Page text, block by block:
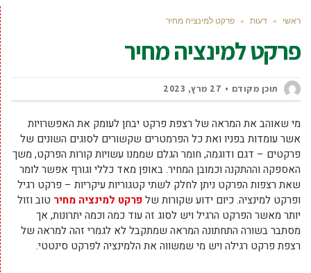
ראשי » דעות » פרקט למינציה מחיר
פרקט למינציה מחיר
תוכן מקודם 27 מרץ, 2023
מי שאוהב את המראה של רצפת פרקט יבחן לעומק את האפשרויות
אשר עומדות בפניו ואת כל הפרמטרים שקשורים לסוגים השונים של
פרקטים – דגם ודוגמה, חומר הגלם שממנו עשויות קורות הפרקט, משך
האספקה וההתקנה וכמובן המחיר. באופן מאד כללי וגורף אפשר לומר
שאת רצפות הפרקט ניתן לחלק לשתי קטגוריות עיקריות – פרקט רגיל
ופרקט למינציה. כיום ידוע שקורות שלפרקט למינציה מחיר טוב וזול
יותר מאשר הפרקט הרגיל ויש לסוג זה עוד כמה וכמה יתרונות, אך
מסתבר בשורה התחתונה המראה שמתקבל לא לגמרי זהה למראה של
רצפת פרקט רגילה ויש מי שמשווה את הלמינציה לפרקט סינטטי.